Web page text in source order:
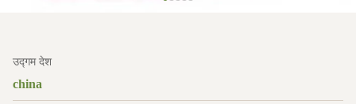
उद्गम देश
china